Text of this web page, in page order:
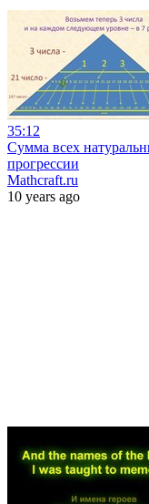
35:12
Сумма всех
прогрессии
Mathcraft.ru
10 years ago